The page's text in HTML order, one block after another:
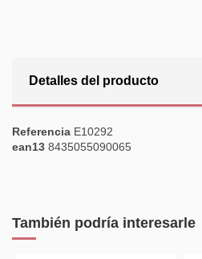
Detalles del producto
Referencia E10292
ean13 8435055090065
También podría interesarle